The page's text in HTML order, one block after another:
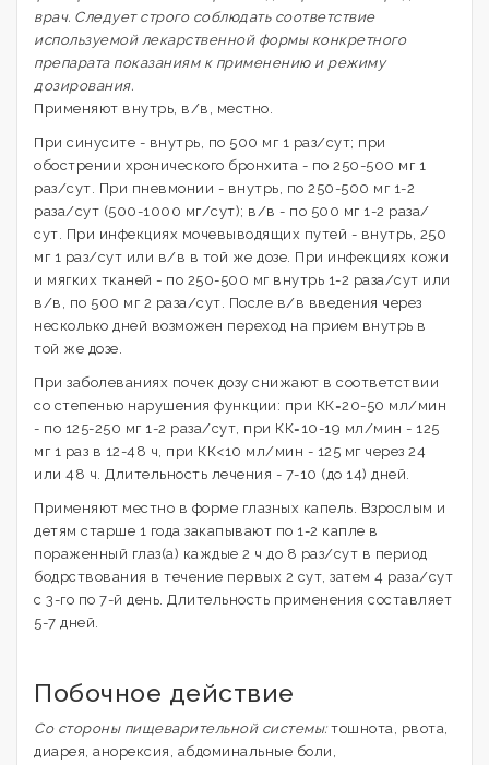
врач. Следует строго соблюдать соответствие
используемой лекарственной формы конкретного
препарата показаниям к применению и режиму
дозирования.
Применяют внутрь, в/в, местно.
При синусите - внутрь, по 500 мг 1 раз/сут; при
обострении хронического бронхита - по 250-500 мг 1
раз/сут. При пневмонии - внутрь, по 250-500 мг 1-2
раза/сут (500-1000 мг/сут); в/в - по 500 мг 1-2 раза/
сут. При инфекциях мочевыводящих путей - внутрь, 250
мг 1 раз/сут или в/в в той же дозе. При инфекциях кожи
и мягких тканей - по 250-500 мг внутрь 1-2 раза/сут или
в/в, по 500 мг 2 раза/сут. После в/в введения через
несколько дней возможен переход на прием внутрь в
той же дозе.
При заболеваниях почек дозу снижают в соответствии
со степенью нарушения функции: при КК=20-50 мл/мин
- по 125-250 мг 1-2 раза/сут, при КК=10-19 мл/мин - 125
мг 1 раз в 12-48 ч, при КК<10 мл/мин - 125 мг через 24
или 48 ч. Длительность лечения - 7-10 (до 14) дней.
Применяют местно в форме глазных капель. Взрослым и
детям старше 1 года закапывают по 1-2 капле в
пораженный глаз(а) каждые 2 ч до 8 раз/сут в период
бодрствования в течение первых 2 сут, затем 4 раза/сут
с 3-го по 7-й день. Длительность применения составляет
5-7 дней.
Побочное действие
Со стороны пищеварительной системы:тошнота, рвота,
диарея, анорексия, абдоминальные боли,